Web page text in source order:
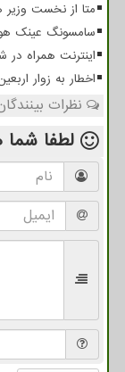
متا از نخست
سامسونگ عینک
اینترنت همراه در
اخطار به زوار اربعین این
نظرات
لطفا